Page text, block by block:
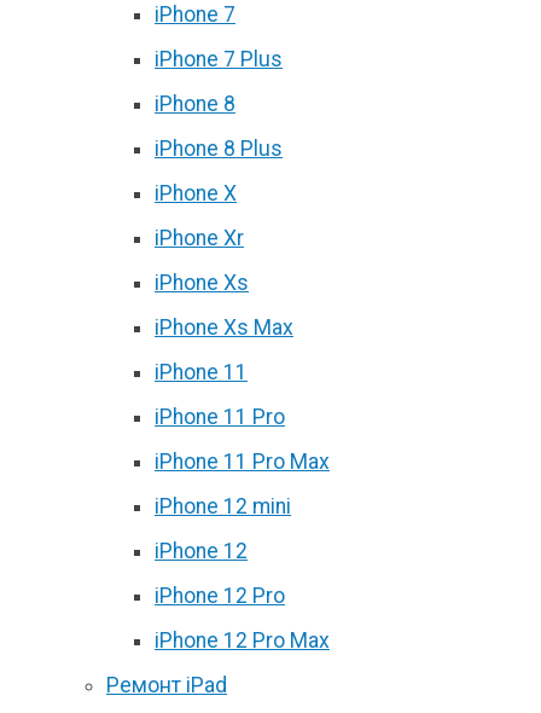
iPhone 7
iPhone 7 Plus
iPhone 8
iPhone 8 Plus
iPhone X
iPhone Xr
iPhone Xs
iPhone Xs Max
iPhone 11
iPhone 11 Pro
iPhone 11 Pro Max
iPhone 12 mini
iPhone 12
iPhone 12 Pro
iPhone 12 Pro Max
Ремонт iPad